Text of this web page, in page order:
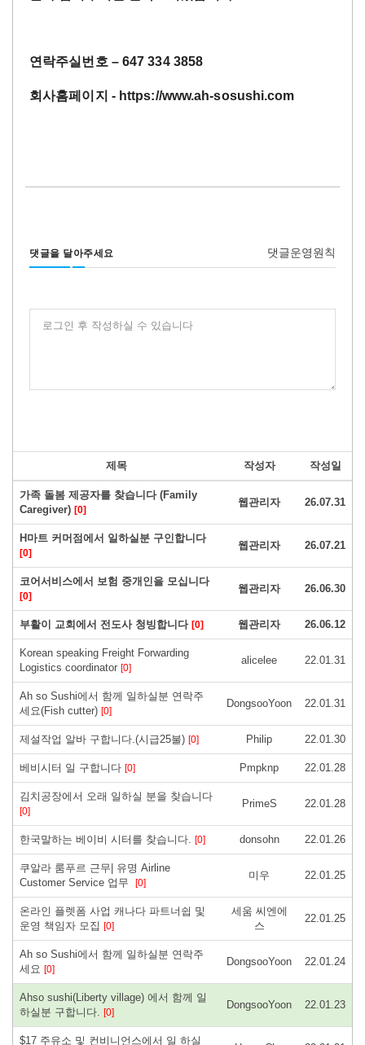
연락주실번호 – 647 334 3858
회사홈페이지 - https://www.ah-sosushi.com
댓글을 달아주세요 댓글운영원칙
로그인 후 작성하실 수 있습니다
제목 작성자 작성일
가족 돌봄 제공자를 찾습니다 (Family
Caregiver) [0]
웹관리자 26.07.31
H마트 커머점에서 일하실분 구인합니다
[0]
웹관리자 26.07.21
코어서비스에서 보험 중개인을 모십니다
[0]
웹관리자 26.06.30
부활이 교회에서 전도사 청빙합니다 [0] 웹관리자 26.06.12
Korean speaking Freight Forwarding
Logistics coordinator [0]
alicelee 22.01.31
Ah so Sushi에서 함께 일하실분 연락주
세요(Fish cutter) [0]
DongsooYoon 22.01.31
제설작업 알바 구합니다.(시급25불) [0] Philip 22.01.30
베비시터 일 구합니다 [0] Pmpknp 22.01.28
김치공장에서 오래 일하실 분을 찾습니다
[0]
PrimeS 22.01.28
한국말하는 베이비 시터를 찾습니다. [0] donsohn 22.01.26
쿠알라 룸푸르 근무| 유명 Airline
Customer Service 업무 [0]
미우 22.01.25
온라인 플렛폼 사업 캐나다 파트너쉽 및
운영 책임자 모집 [0]
세움 씨엔에
스
22.01.25
Ah so Sushi에서 함께 일하실분 연락주
세요 [0]
DongsooYoon 22.01.24
Ahso sushi(Liberty village) 에서 함께 일
하실분 구합니다. [0]
DongsooYoon 22.01.23
$17 주유소 및 컨비니언스에서 일 하실